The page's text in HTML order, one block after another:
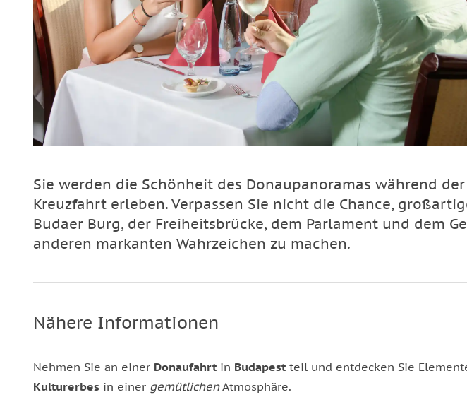
Sie werden die Schönheit des Donaupanoramas während
Kreuzfahrt erleben. Verpassen Sie nicht die Chance,
Budaer Burg, der Freiheitsbrücke, dem Parlament und dem
anderen markanten Wahrzeichen zu machen.
Nähere Informationen
Nehmen Sie an einer Donaufahrt in Budapest teil und entdecken Sie
Kulturerbes in einer gemütlichenAtmosphäre.